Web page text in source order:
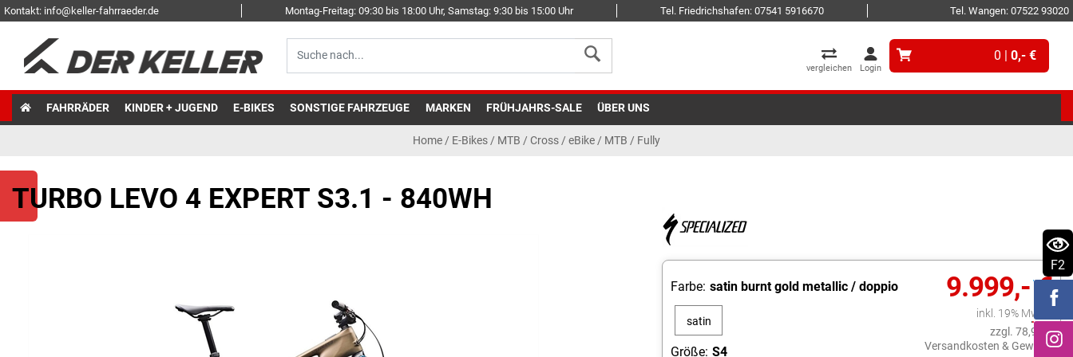
Kontakt: info@keller-fahrraeder.de Montag-Freitag: 09:30 bis 18:00 Uhr, Samstag: 9:30 bis 15:00 Uhr Tel. Friedrichshafen: 07541 5916670 Tel. Wangen: 07522 93020
vergleichen Login
0 | 0,- €
FAHRRÄDER KINDER + JUGEND E-BIKES SONSTIGE FAHRZEUGE MARKEN FRÜHJAHRS-SALE ÜBER UNS
Home / E-Bikes / MTB / Cross / eBike / MTB / Fully
TURBO LEVO 4 EXPERT S3.1 - 840WH
9.999,- €
inkl. 19% MwSt.
zzgl. 78,99 €
Versandkosten & Gewicht
Farbe: satin burnt gold metallic / doppio
satin
Größe: S4
F2